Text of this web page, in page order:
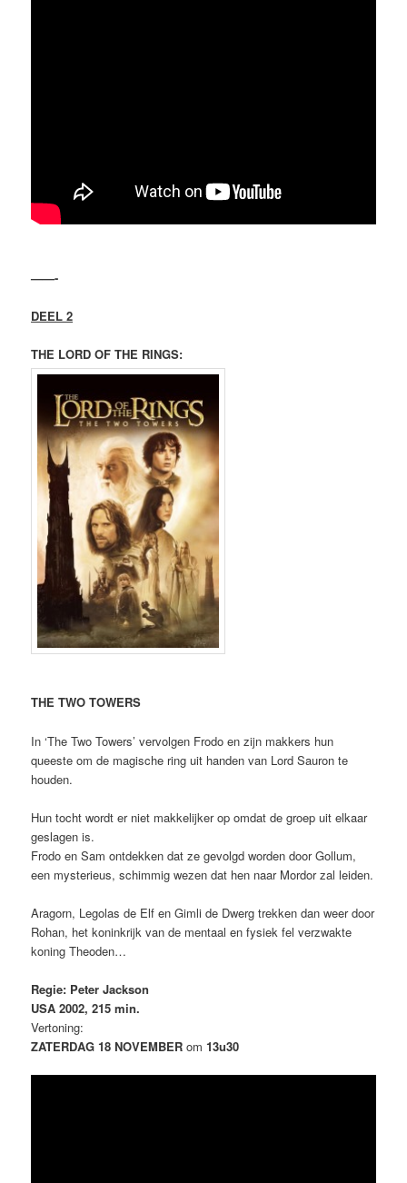
——-
DEEL 2
THE LORD OF THE RINGS:
THE TWO TOWERS
In ‘The Two Towers’ vervolgen Frodo en zijn makkers hun
queeste om de magische ring uit handen van Lord Sauron te
houden.
Hun tocht wordt er niet makkelijker op omdat de groep uit elkaar
geslagen is.
Frodo en Sam ontdekken dat ze gevolgd worden door Gollum,
een mysterieus, schimmig wezen dat hen naar Mordor zal leiden.
Aragorn, Legolas de Elf en Gimli de Dwerg trekken dan weer door
Rohan, het koninkrijk van de mentaal en fysiek fel verzwakte
koning Theoden…
Regie: Peter Jackson
USA 2002, 215 min.
Vertoning:
ZATERDAG 18 NOVEMBERom13u30